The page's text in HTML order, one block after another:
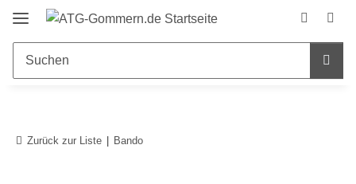
Zurück zur Liste Bando